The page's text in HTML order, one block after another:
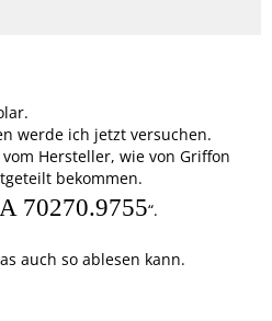
werde ich jetzt versuchen.
Hersteller, wie von Griffon
bekommen.
70270.9755“.
auch so ablesen kann.